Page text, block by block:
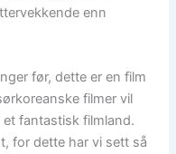
enn
før, dette er en film
filmer vil
fantastisk filmland.
for dette har vi sett så